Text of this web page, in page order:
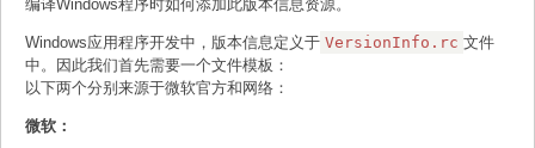
编译Windows程序时如何添加此版本信息资源。
Windows应用程序开发中，版本信息定义于 VersionInfo.rc 文件
中。因此我们首先需要一个文件模板：
以下两个分别来源于微软官方和网络：
微软：